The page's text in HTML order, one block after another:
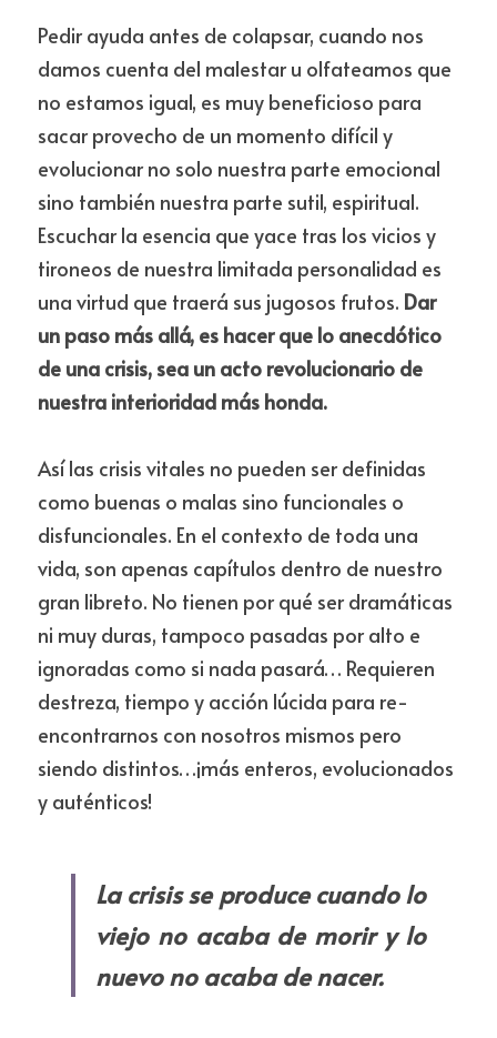
Pedir ayuda antes de colapsar, cuando nos
damos cuenta del malestar u olfateamos que
no estamos igual, es muy beneficioso para
sacar provecho de un momento difícil y
evolucionar no solo nuestra parte emocional
sino también nuestra parte sutil, espiritual.
Escuchar la esencia que yace tras los vicios y
tironeos de nuestra limitada personalidad es
una virtud que traerá sus jugosos frutos. Dar
un paso más allá, es hacer que lo anecdótico
de una crisis, sea un acto revolucionario de
nuestra interioridad más honda.
Así las crisis vitales no pueden ser definidas
como buenas o malas sino funcionales o
disfuncionales. En el contexto de toda una
vida, son apenas capítulos dentro de nuestro
gran libreto. No tienen por qué ser dramáticas
ni muy duras, tampoco pasadas por alto e
ignoradas como si nada pasará… Requieren
destreza, tiempo y acción lúcida para re-
encontrarnos con nosotros mismos pero
siendo distintos…¡más enteros, evolucionados
y auténticos!
La crisis se produce cuando lo
viejo no acaba de morir y lo
nuevo no acaba de nacer.